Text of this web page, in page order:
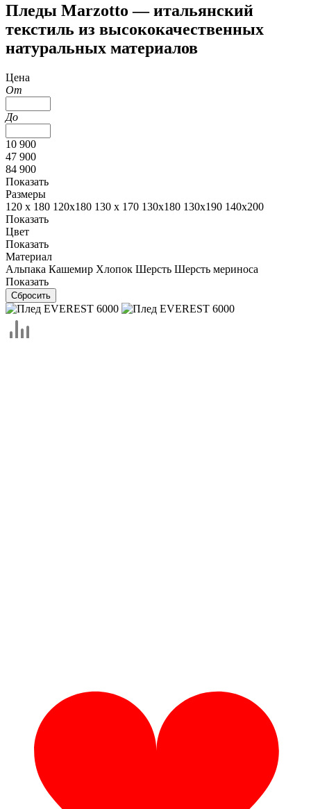
Пледы Marzotto — итальянский
текстиль из высококачественных
натуральных материалов
Цена
От
До
10 900
47 900
84 900
Показать
Размеры
120 х 180 120х180 130 х 170 130х180 130х190 140х200
Показать
Цвет
Показать
Материал
Альпака Кашемир Хлопок Шерсть Шерсть мериноса
Показать